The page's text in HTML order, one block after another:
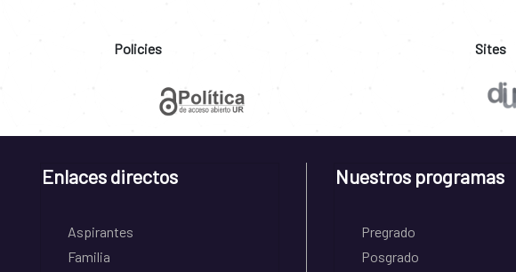
Policies Sites
Enlaces directos
Aspirantes
Familia
Nuestros programas
Pregrado
Posgrado